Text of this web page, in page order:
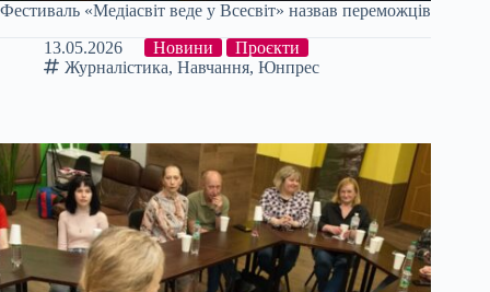
Фестиваль «Медіасвіт веде у Всесвіт» назвав переможців
13.05.2026
Новини
Проєкти
Журналістика, Навчання, Юнпрес